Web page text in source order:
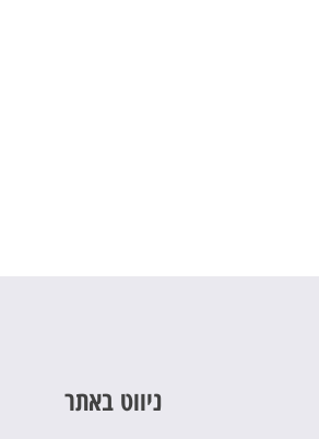
ניווט באתר